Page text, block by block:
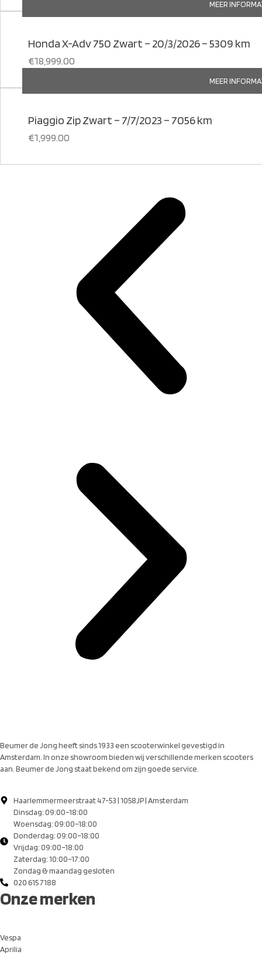
MEER
Honda X-Adv 750 Zwart – 20/3/2026 – 5309 km
€18,999.00
MEER
Piaggio Zip Zwart – 7/7/2023 – 7056 km
€1,999.00
Beumer de Jong heeft sinds 1933 een scooterwinkel gevestigd in
Amsterdam. In onze showroom bieden wij verschillende merken scooters
aan. Beumer de Jong staat bekend om zijn goede service.
Haarlemmermeerstraat 47-53 | 1058JP | Amsterdam
Dinsdag: 09:00–18:00
Woensdag: 09:00–18:00
Donderdag: 09:00–18:00
Vrijdag: 09:00–18:00
Zaterdag: 10:00–17:00
Zondag & maandag gesloten
020 615 7188
Onze merken
Vespa
Aprilia